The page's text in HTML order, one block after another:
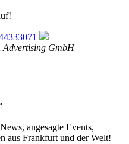
GmbH
angesagte Events,
aus Frankfurt und der Welt!